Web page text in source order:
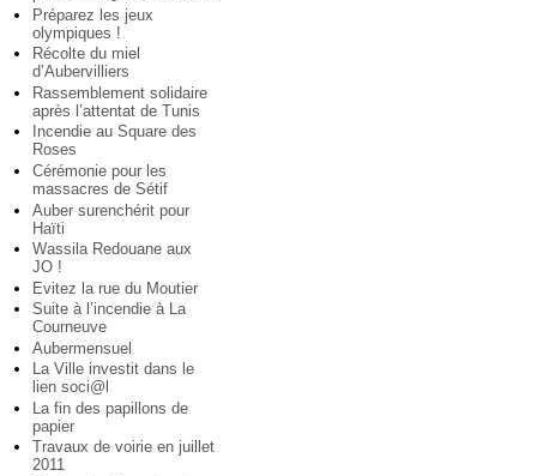
Préparez les jeux
olympiques !
Récolte du miel
d’Aubervilliers
Rassemblement solidaire
après l’attentat de Tunis
Incendie au Square des
Roses
Cérémonie pour les
massacres de Sétif
Auber surenchérit pour
Haïti
Wassila Redouane aux
JO !
Evitez la rue du Moutier
Suite à l’incendie à La
Courneuve
Aubermensuel
La Ville investit dans le
lien soci@l
La fin des papillons de
papier
Travaux de voirie en juillet
2011